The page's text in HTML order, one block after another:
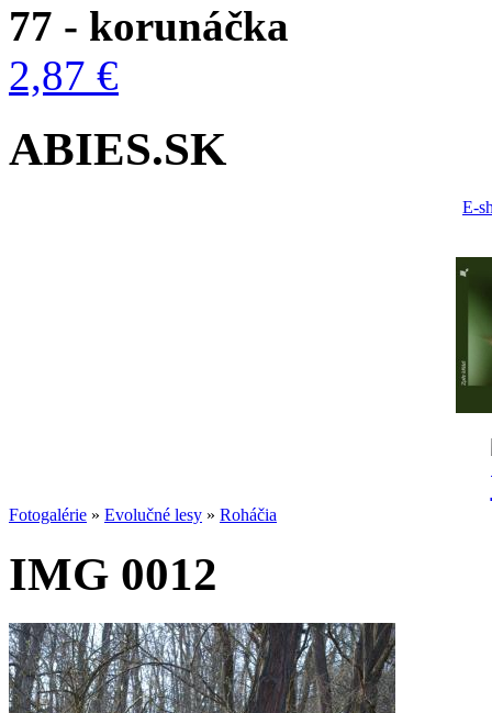
77 - korunáčka
2,87 €
ABIES.SK
E-
Fotogalérie » Evolučné lesy » Roháčia
IMG 0012